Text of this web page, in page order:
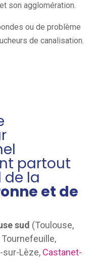
son agglomération.
ou de problème
de canalisation.
partout
de la
et de
sud (Toulouse,
sur-Lèze, Castanet-